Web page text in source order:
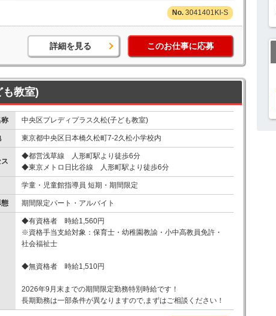
3041401KI-S
詳細を見る このお仕事に応募
教室)
中央区プレディプラス久松(子ども教室)
東京都中央区日本橋久松町7-2久松小学校内
◆都営浅草線 人形町駅より徒歩6分
◆東京メトロ日比谷線 人形町駅より徒歩6分
学童・児童館指導員 短期・期間限定
態 期間限定パート・アルバイト
◆有資格者 時給1,560円
※資格手当支給対象：保育士・幼稚園教諭・小中高教員免許・
社会福祉士
◆無資格者 時給1,510円
2026年9月末までの期間限定勤務特別時給です！
長期勤務は一部条件が異なりますので,まずはご相談ください！